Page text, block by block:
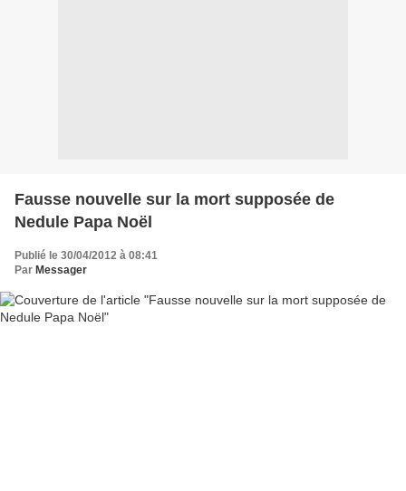
Fausse nouvelle sur la mort supposée de
Nedule Papa Noël
Publié le 30/04/2012 à 08:41
Par Messager